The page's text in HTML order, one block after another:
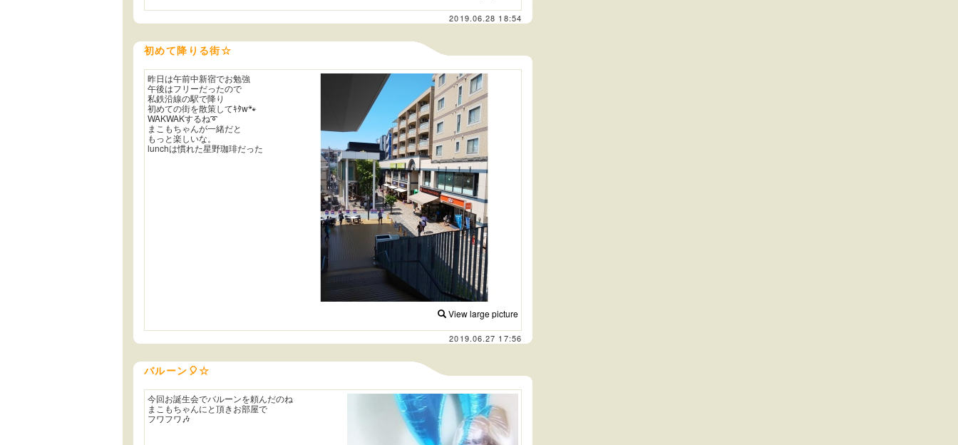
2019.06.28 18:54
初めて降りる街☆
View large picture
昨日は午前中新宿でお勉強
午後はフリーだったので
私鉄沿線の駅で降り
初めての街を散策してｷﾀw🐾
WAKWAKするね➰
まこもちゃんが一緒だと
もっと楽しいな。
lunchは慣れた星野珈琲だった
2019.06.27 17:56
バルーン🎈☆
今回お誕生会でバルーンを頼んだのね
まこもちゃんにと頂きお部屋で
フワフワ🎶